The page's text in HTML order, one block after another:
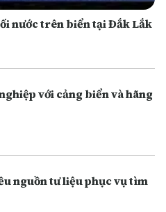
nước trên biển tại Đắk Lắk
với cảng biển và hãng
nguồn tư liệu phục vụ tìm